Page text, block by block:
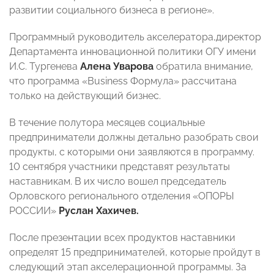
развитии социального бизнеса в регионе».
Программный руководитель акселератора,директор
Департамента инновационной политики ОГУ имени
И.С. Тургенева Алена Уварова обратила внимание,
что программа «Business Формула» рассчитана
только на действующий бизнес.
В течение полутора месяцев социальные
предприниматели должны детально разобрать свои
продукты, с которыми они заявляются в программу.
10 сентября участники представят результаты
наставникам. В их число вошел председатель
Орловского регионального отделения «ОПОРЫ
РОССИИ» Руслан Хахичев.
После презентации всех продуктов наставники
определят 15 предпринимателей, которые пройдут в
следующий этап акселерационной программы. За